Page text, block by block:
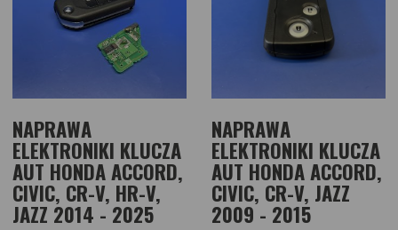
NAPRAWA
ELEKTRONIKI KLUCZA
AUT HONDA ACCORD,
CIVIC, CR-V, HR-V,
JAZZ 2014 - 2025
NAPRAWA
ELEKTRONIKI KLUCZA
AUT HONDA ACCORD,
CIVIC, CR-V, JAZZ
2009 - 2015